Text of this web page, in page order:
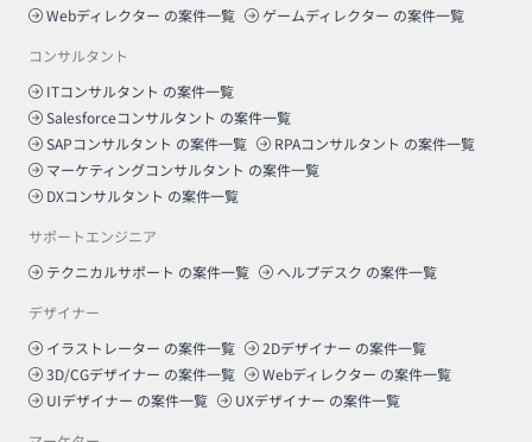
Webディレクター の案件一覧 ゲームディレクター の案件一覧
コンサルタント
ITコンサルタント の案件一覧
Salesforceコンサルタント の案件一覧
SAPコンサルタント の案件一覧 RPAコンサルタント の案件一覧
マーケティングコンサルタント の案件一覧
DXコンサルタント の案件一覧
サポートエンジニア
テクニカルサポート の案件一覧 ヘルプデスク の案件一覧
デザイナー
イラストレーター の案件一覧 2Dデザイナー の案件一覧
3D/CGデザイナー の案件一覧 Webディレクター の案件一覧
UIデザイナー の案件一覧 UXデザイナー の案件一覧